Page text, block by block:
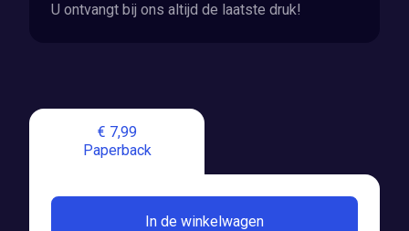
€ 7,99
Paperback
In de winkelwagen
U ontvangt bij ons altijd de laatste druk!